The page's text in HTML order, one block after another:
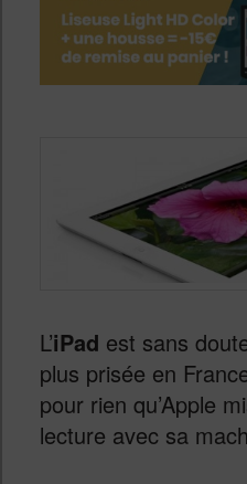
L’iPad est sans
plus prisée en
pour rien qu’Apple
lecture avec sa